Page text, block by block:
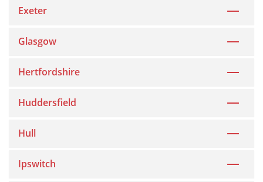
Exeter
Glasgow
Hertfordshire
Huddersfield
Hull
Ipswitch